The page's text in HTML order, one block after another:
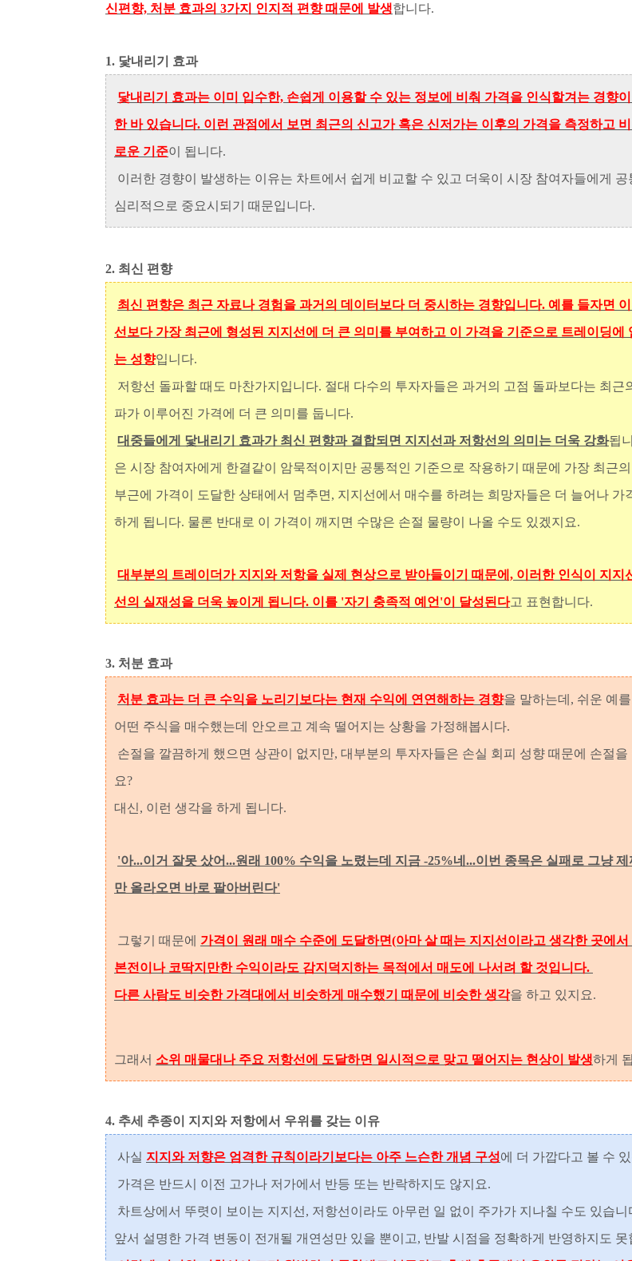
신편향, 처분 효과의 3가지 인지적 편향 때문에 발생합니다.
1. 닻내리기 효과
닻내리기 효과는 이미 입수한, 손쉽게 이용할 수 있는 정보에 비춰 가격을 인식할겨는 경향
한 바 있습니다. 이런 관점에서 보면 최근의 신고가 혹은 신저가는 이후의 가격을 측정하고
로운 기준이 됩니다.
이러한 경향이 발생하는 이유는 차트에서 쉽게 비교할 수 있고 더욱이 시장 참여자들에게 공
심리적으로 중요시되기 때문입니다.
2. 최신 편향
최신 편향은 최근 자료나 경험을 과거의 데이터보다 더 중시하는 경향입니다. 예를 들자면 이
선보다 가장 최근에 형성된 지지선에 더 큰 의미를 부여하고 이 가격을 기준으로 트레이딩에
는 성향입니다.
저항선 돌파할 때도 마찬가지입니다. 절대 다수의 투자자들은 과거의 고점 돌파보다는 최근
파가 이루어진 가격에 더 큰 의미를 둡니다.
대중들에게 닻내리기 효과가 최신 편향과 결합되면 지지선과 저항선의 의미는 더욱 강화됩
은 시장 참여자에게 한결같이 암묵적이지만 공통적인 기준으로 작용하기 때문에 가장 최근의
부근에 가격이 도달한 상태에서 멈추면, 지지선에서 매수를 하려는 희망자들은 더 늘어나 가
하게 됩니다. 물론 반대로 이 가격이 깨지면 수많은 손절 물량이 나올 수도 있겠지요.
대부분의 트레이더가 지지와 저항을 실제 현상으로 받아들이기 때문에, 이러한 인식이 지지
선의 실재성을 더욱 높이게 됩니다. 이를 '자기 충족적 예언'이 달성된다고 표현합니다.
3. 처분 효과
처분 효과는 더 큰 수익을 노리기보다는 현재 수익에 연연해하는 경향을 말하는데, 쉬운 예
어떤 주식을 매수했는데 안오르고 계속 떨어지는 상황을 가정해봅시다.
손절을 깔끔하게 했으면 상관이 없지만, 대부분의 투자자들은 손실 회피 성향 때문에 손절을
요?
대신, 이런 생각을 하게 됩니다.
'아...이거 잘못 샀어...원래 100% 수익을 노렸는데 지금 -25%네...이번 종목은 실패로 그냥 제
만 올라오면 바로 팔아버린다'
그렇기 때문에 가격이 원래 매수 수준에 도달하면(아마 살 때는 지지선이라고 생각한 곳에서
본전이나 코딱지만한 수익이라도 감지덕지하는 목적에서 매도에 나서려 할 것입니다.
다른 사람도 비슷한 가격대에서 비슷하게 매수했기 때문에 비슷한 생각을 하고 있지요.
그래서 소위 매물대나 주요 저항선에 도달하면 일시적으로 맞고 떨어지는 현상이 발생하게
4. 추세 추종이 지지와 저항에서 우위를 갖는 이유
사실 지지와 저향은 엄격한 규칙이라기보다는 아주 느슨한 개념 구성에 더 가깝다고 볼 수
가격은 반드시 이전 고가나 저가에서 반등 또는 반락하지도 않지요.
차트상에서 뚜렷이 보이는 지지선, 저항선이라도 아무런 일 없이 주가가 지나칠 수도 있습니
앞서 설명한 가격 변동이 전개될 개연성만 있을 뿐이고, 반발 시점을 정확하게 반영하지도 못